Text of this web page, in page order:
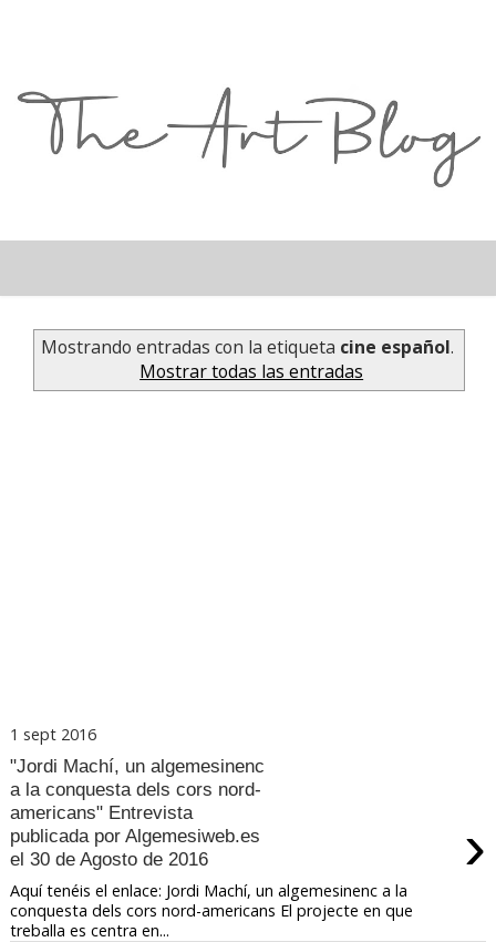
Mostrando entradas con la etiqueta cine español.
Mostrar todas las entradas
1 sept 2016
"Jordi Machí, un algemesinenc
a la conquesta dels cors nord-
americans" Entrevista
publicada por Algemesiweb.es
el 30 de Agosto de 2016
›
Aquí tenéis el enlace: Jordi Machí, un algemesinenc a la
conquesta dels cors nord-americans El projecte en que
treballa es centra en...